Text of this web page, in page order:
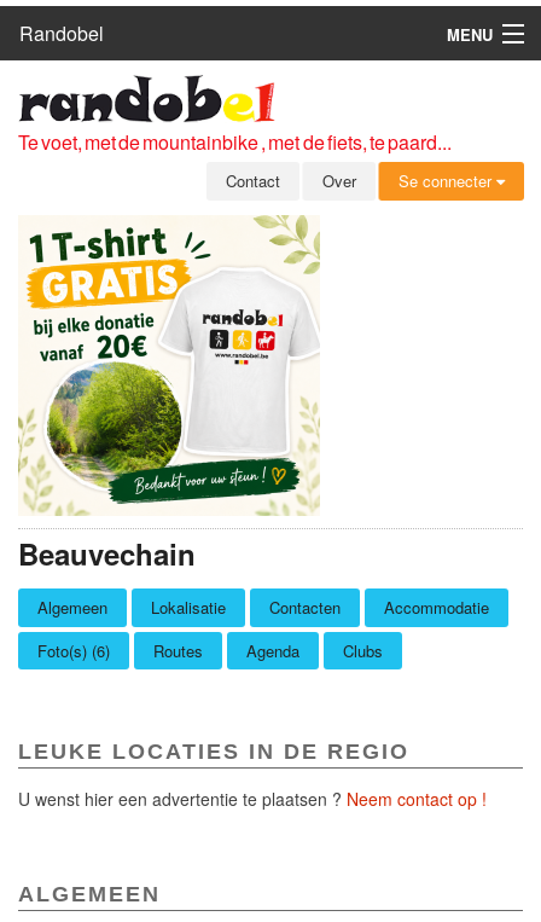
Randobel
MENU
ROUTES
CLUBS
OVER
LEDEN
ZICH AANMELDEN
GRATIS REGISTRATIE
WACHTWOORD VERGETEN
Te voet, met de mountainbike , met de fiets, te paard...
Contact Over Se connecter
Beauvechain
Algemeen Lokalisatie Contacten
Accommodatie
Foto(s) (6)
Routes Agenda Clubs
LEUKE LOCATIES IN DE REGIO
U wenst hier een advertentie te plaatsen ? Neem contact op !
ALGEMEEN